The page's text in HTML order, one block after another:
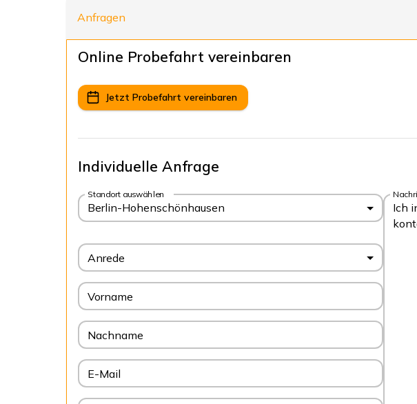
Anfragen
Online Probefahrt vereinbaren
Jetzt Probefahrt vereinbaren
Individuelle Anfrage
Standort auswählen
Berlin-Hohenschönhausen
Anrede
Vorname
Nachname
E-Mail